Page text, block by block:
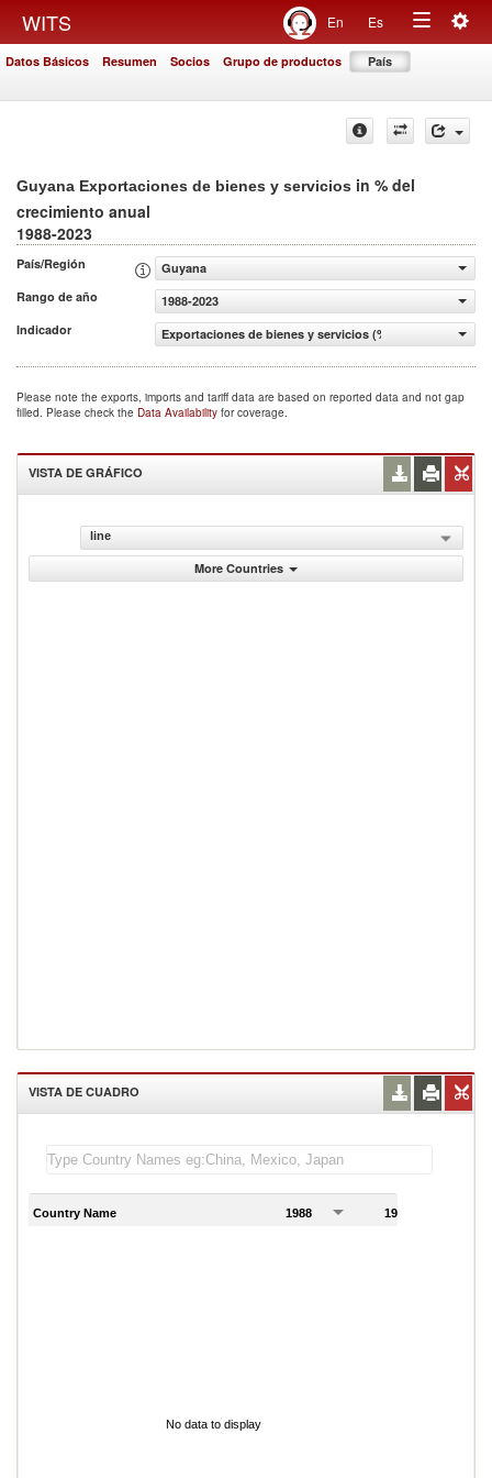
WITS En Es
Toggle
Datos Básicos Resumen Socios Grupo de productos País
Guyana Exportaciones de bienes y servicios in % del
crecimiento anual
1988-2023
País/Región
Guyana
Rango de año
1988-2023
Indicador
Exportaciones de bienes y servicios (% del crecimiento
Please note the exports, imports and tariff data are based on reported data and not gap
filled. Please check the Data Availability for coverage.
VISTA DE GRÁFICO
line
More Countries
VISTA DE CUADRO
Country Name 1988 1989
No data to display